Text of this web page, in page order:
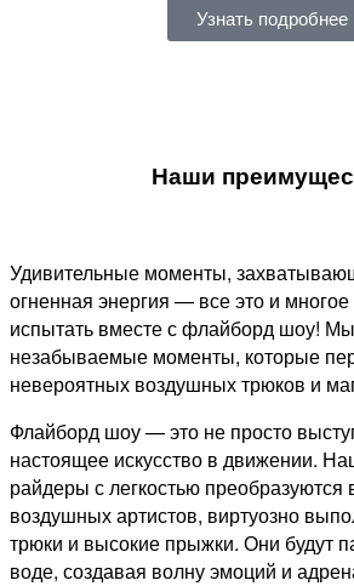
Узнать подробнее
Наши
Удивительные моменты,
огненная энергия — все это и
испытать вместе с флайборд шоу!
незабываемые моменты, которые
невероятных воздушных трюков и
Флайборд шоу — это не просто
настоящее искусство в движении.
райдеры с легкостью преобразуются
воздушных артистов, виртуозно
трюки и высокие прыжки. Они будут
воде, создавая волну эмоций и